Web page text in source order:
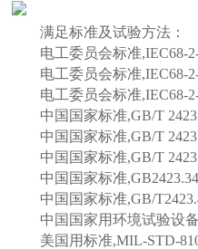
满足标准及试验方法：
电工委员会标准,IEC68-
电工委员会标准,IEC68-
电工委员会标准,IEC68-
中国国家标准,GB/T
中国国家标准,GB/T
中国国家标准,GB/T
中国国家标准
中国国家标准,GB/
中国国家用环境试验设
美国用标准,MIL-STD-